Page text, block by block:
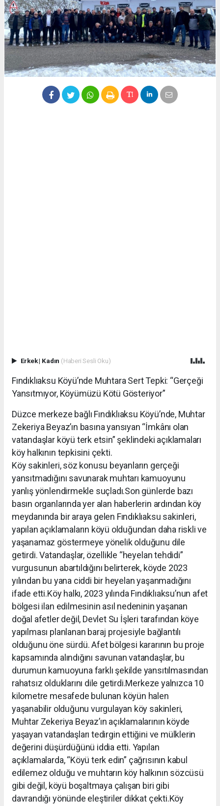
Erkek| Kadın (Haberi Sesli Oku)
Fındıklıaksu Köyü’nde Muhtara Sert Tepki: “Gerçeği
Yansıtmıyor, Köyümüzü Kötü Gösteriyor”
Düzce merkeze bağlı Fındıklıaksu Köyü’nde, Muhtar
Zekeriya Beyaz’ın basına yansıyan “İmkânı olan
vatandaşlar köyü terk etsin” şeklindeki açıklamaları
köy halkının tepkisini çekti.
Köy sakinleri, söz konusu beyanların gerçeği
yansıtmadığını savunarak muhtarı kamuoyunu
yanlış yönlendirmekle suçladı.Son günlerde bazı
basın organlarında yer alan haberlerin ardından köy
meydanında bir araya gelen Fındıklıaksu sakinleri,
yapılan açıklamaların köyü olduğundan daha riskli ve
yaşanamaz göstermeye yönelik olduğunu dile
getirdi. Vatandaşlar, özellikle “heyelan tehdidi”
vurgusunun abartıldığını belirterek, köyde 2023
yılından bu yana ciddi bir heyelan yaşanmadığını
ifade etti.Köy halkı, 2023 yılında Fındıklıaksu’nun afet
bölgesi ilan edilmesinin asıl nedeninin yaşanan
doğal afetler değil, Devlet Su İşleri tarafından köye
yapılması planlanan baraj projesiyle bağlantılı
olduğunu öne sürdü. Afet bölgesi kararının bu proje
kapsamında alındığını savunan vatandaşlar, bu
durumun kamuoyuna farklı şekilde yansıtılmasından
rahatsız olduklarını dile getirdi.Merkeze yalnızca 10
kilometre mesafede bulunan köyün halen
yaşanabilir olduğunu vurgulayan köy sakinleri,
Muhtar Zekeriya Beyaz’ın açıklamalarının köyde
yaşayan vatandaşları tedirgin ettiğini ve mülklerin
değerini düşürdüğünü iddia etti. Yapılan
açıklamalarda, “Köyü terk edin” çağrısının kabul
edilemez olduğu ve muhtarın köy halkının sözcüsü
gibi değil, köyü boşaltmaya çalışan biri gibi
davrandığı yönünde eleştiriler dikkat çekti.Köy